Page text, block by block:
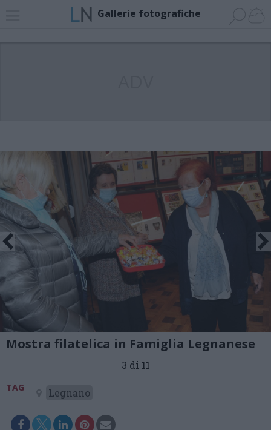
Gallerie fotografiche
Mostra filatelica in Famiglia Legnanese
3 di 11
TAG Legnano